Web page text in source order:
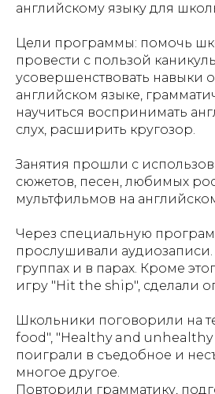
английскому языку для
Цели программы: помочь
провести с пользой
усовершенствовать навыки
английском языке,
научиться воспринимать
слух, расширить кругозор.
Занятия прошли с
сюжетов, песен, любимых
мультфильмов на
Через специальную
прослушивали аудиозаписи.
группах и в парах. Кроме
игру "Hit the ship", сделали
Школьники поговорили на
food", "Healthy and
поиграли в съедобное и
многое другое.
Повторили грамматику,